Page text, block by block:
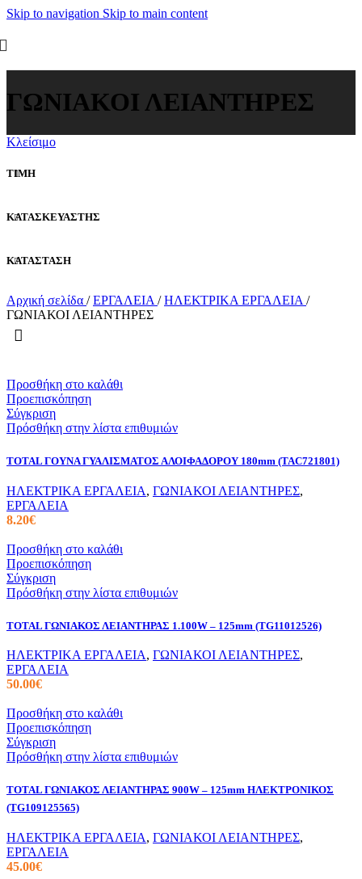
Skip to navigation Skip to main content
ΓΩΝΙΑΚΟΙ ΛΕΙΑΝΤΗΡΕΣ
Κλείσιμο
ΤΙΜΗ
ΚΑΤΑΣΚΕΥΑΣΤΗΣ
ΚΑΤΑΣΤΑΣΗ
Αρχική σελίδα / ΕΡΓΑΛΕΙΑ / ΗΛΕΚΤΡΙΚΑ ΕΡΓΑΛΕΙΑ /
ΓΩΝΙΑΚΟΙ ΛΕΙΑΝΤΗΡΕΣ
Προσθήκη στο καλάθι
Προεπισκόπηση
Σύγκριση
Πρόσθήκη στην λίστα επιθυμιών
TOTAL ΓΟΥΝΑ ΓΥΑΛΙΣΜΑΤΟΣ ΑΛΟΙΦΑΔΟΡΟΥ 180mm (TAC721801)
ΗΛΕΚΤΡΙΚΑ ΕΡΓΑΛΕΙΑ, ΓΩΝΙΑΚΟΙ ΛΕΙΑΝΤΗΡΕΣ,
ΕΡΓΑΛΕΙΑ
8.20€
Προσθήκη στο καλάθι
Προεπισκόπηση
Σύγκριση
Πρόσθήκη στην λίστα επιθυμιών
TOTAL ΓΩΝΙΑΚΟΣ ΛΕΙΑΝΤΗΡΑΣ 1.100W – 125mm (TG11012526)
ΗΛΕΚΤΡΙΚΑ ΕΡΓΑΛΕΙΑ, ΓΩΝΙΑΚΟΙ ΛΕΙΑΝΤΗΡΕΣ,
ΕΡΓΑΛΕΙΑ
50.00€
Προσθήκη στο καλάθι
Προεπισκόπηση
Σύγκριση
Πρόσθήκη στην λίστα επιθυμιών
TOTAL ΓΩΝΙΑΚΟΣ ΛΕΙΑΝΤΗΡΑΣ 900W – 125mm ΗΛΕΚΤΡΟΝΙΚΟΣ
(TG109125565)
ΗΛΕΚΤΡΙΚΑ ΕΡΓΑΛΕΙΑ, ΓΩΝΙΑΚΟΙ ΛΕΙΑΝΤΗΡΕΣ,
ΕΡΓΑΛΕΙΑ
45.00€